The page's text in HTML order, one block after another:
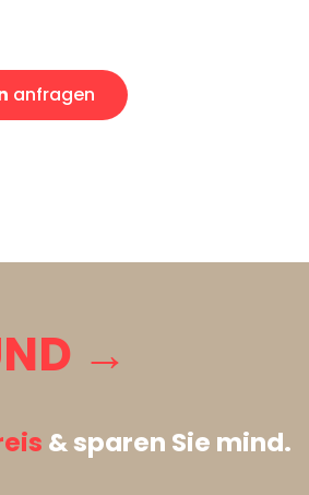
anfragen
→
& sparen Sie mind.